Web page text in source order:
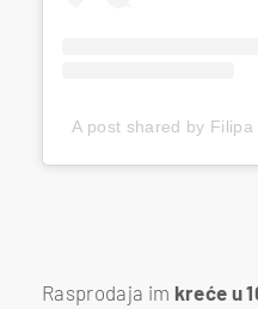
A post shared by
Rasprodaja im kreće u